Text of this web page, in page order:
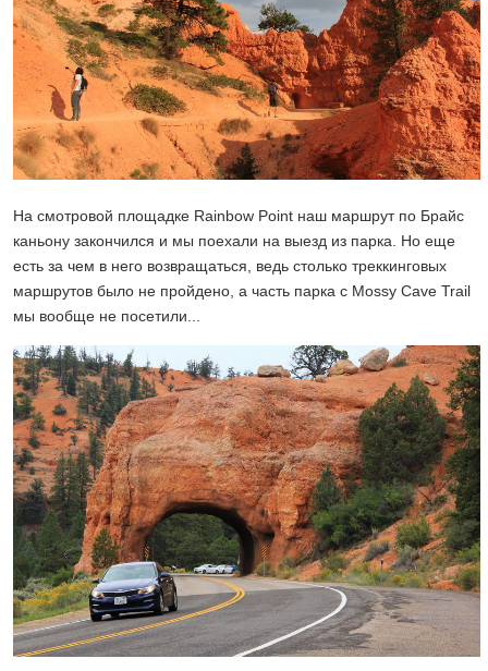
На смотровой площадке Rainbow Point наш маршрут по Брайс
каньону закончился и мы поехали на выезд из парка. Но еще
есть за чем в него возвращаться, ведь столько треккинговых
маршрутов было не пройдено, а часть парка с Mossy Cave Trail
мы вообще не посетили...